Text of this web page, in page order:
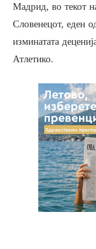
Мадрид, во текот
Словенецот, еден
изминатата
Атлетико.